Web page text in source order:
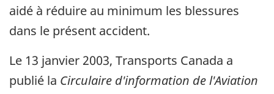
aidé à réduire au minimum les blessures
dans le présent accident.
Le 13 janvier 2003, Transports Canada a
publié la Circulaire d'information de l'Aviation